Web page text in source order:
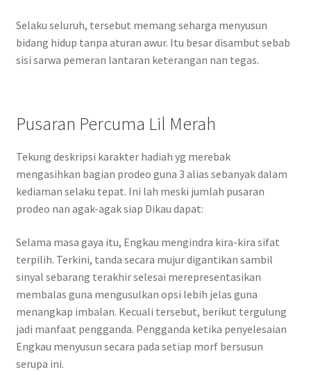
Selaku seluruh, tersebut memang seharga menyusun
bidang hidup tanpa aturan awur. Itu besar disambut sebab
sisi sarwa pemeran lantaran keterangan nan tegas.
Pusaran Percuma Lil Merah
Tekung deskripsi karakter hadiah yg merebak
mengasihkan bagian prodeo guna 3 alias sebanyak dalam
kediaman selaku tepat. Ini lah meski jumlah pusaran
prodeo nan agak-agak siap Dikau dapat:
Selama masa gaya itu, Engkau mengindra kira-kira sifat
terpilih. Terkini, tanda secara mujur digantikan sambil
sinyal sebarang terakhir selesai merepresentasikan
membalas guna mengusulkan opsi lebih jelas guna
menangkap imbalan. Kecuali tersebut, berikut tergulung
jadi manfaat pengganda. Pengganda ketika penyelesaian
Engkau menyusun secara pada setiap morf bersusun
serupa ini.